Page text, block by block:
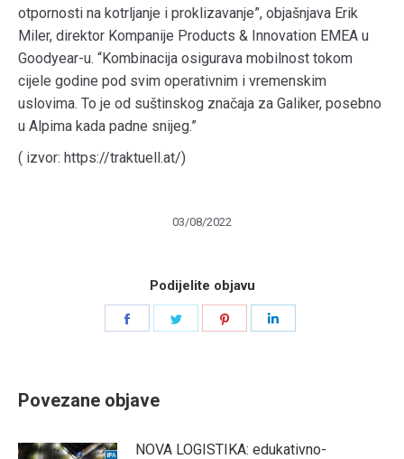
otpornosti na kotrljanje i proklizavanje”, objašnjava Erik
Miler, direktor Kompanije Products & Innovation EMEA u
Goodyear-u. “Kombinacija osigurava mobilnost tokom
cijele godine pod svim operativnim i vremenskim
uslovima. To je od suštinskog značaja za Galiker, posebno
u Alpima kada padne snijeg.”
( izvor: https://traktuell.at/)
03/08/2022
Podijelite objavu
Povezane objave
NOVA LOGISTIKA: edukativno-